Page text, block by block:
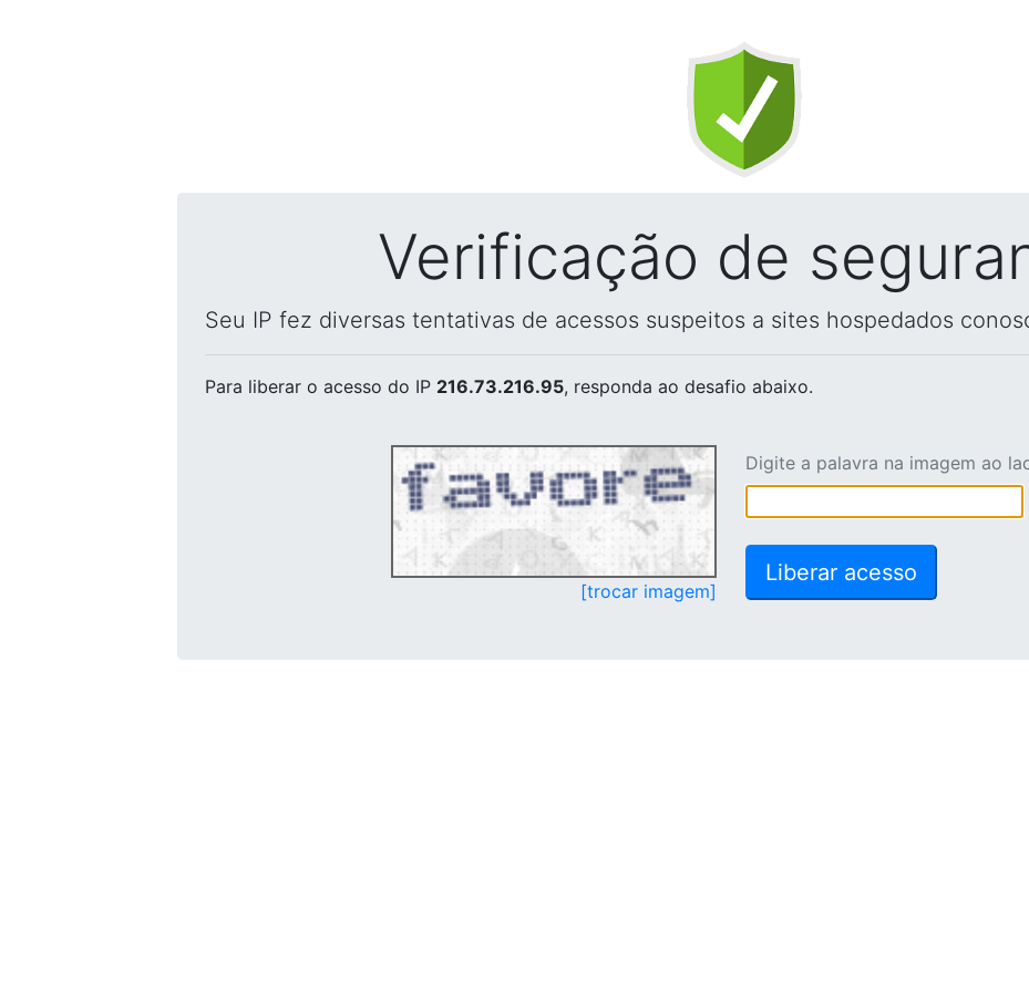
Verificação de
Seu IP fez diversas tentativas de acessos suspeitos a sites hospedados
Para liberar o acesso do IP 216.73.216.95, responda ao desafio abaixo.
[trocar imagem]
Digite a palavra na imagem ao